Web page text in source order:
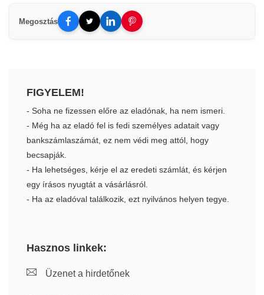
Megosztás
FIGYELEM!
- Soha ne fizessen előre az eladónak, ha nem ismeri.
- Még ha az eladó fel is fedi személyes adatait vagy
bankszámlaszámát, ez nem védi meg attól, hogy
becsapják.
- Ha lehetséges, kérje el az eredeti számlát, és kérjen
egy írásos nyugtát a vásárlásról.
- Ha az eladóval találkozik, ezt nyilvános helyen tegye.
Hasznos linkek:
Üzenet a hirdetőnek